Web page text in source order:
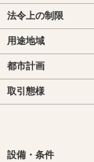
法令上の制限
用途地域
都市計画
取引態様
設備・条件